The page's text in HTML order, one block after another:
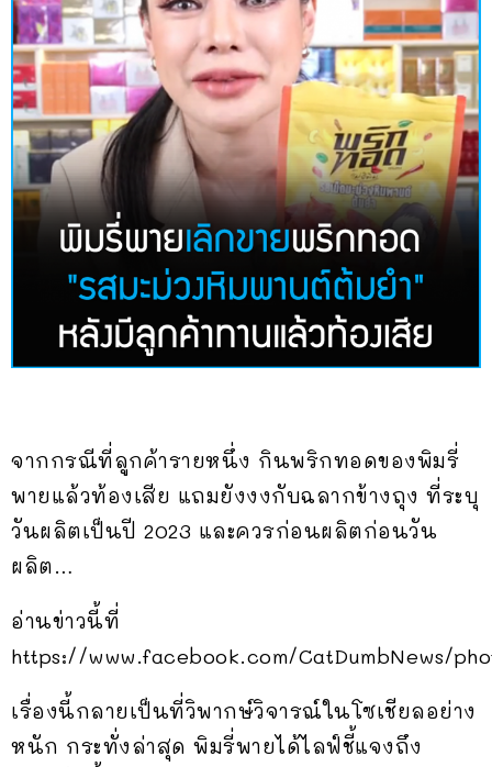
จากกรณีที่ลูกค้ารายหนึ่ง กินพริกทอดของพิมรี่
พายแล้วท้องเสีย แถมยังงงกับฉลากข้างถุง ที่ระบุ
วันผลิตเป็นปี 2023 และควรก่อนผลิตก่อนวัน
ผลิต…
อ่านข่าวนี้ที่
https://www.facebook.com/CatDumbNews/
เรื่องนี้กลายเป็นที่วิพากษ์วิจารณ์ในโซเชียลอย่าง
หนัก กระทั่งล่าสุด พิมรี่พายได้ไลฟ์ชี้แจงถึง